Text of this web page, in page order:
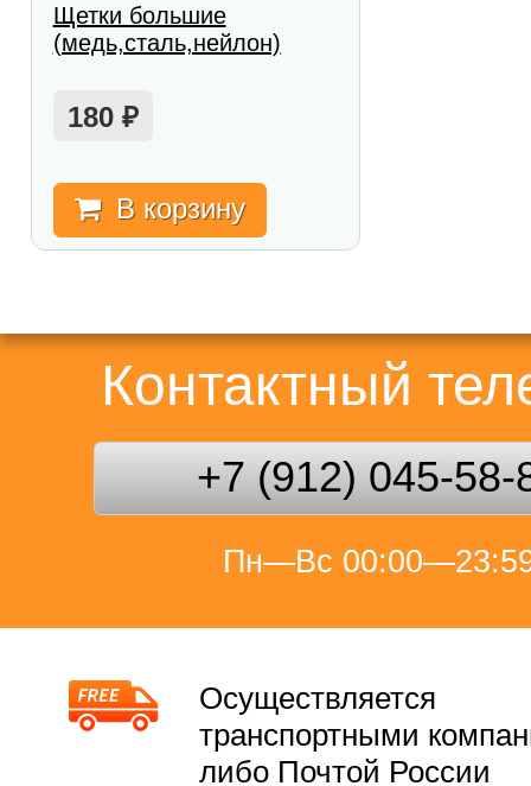
Щетки большие
(медь,сталь,нейлон)
180 ₽
В корзину
Контактный
+7 (912) 045-58-
Пн—Вс
Осуществляется
транспортными
либо Почтой России